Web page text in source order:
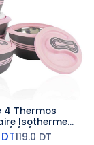
4 Thermos
Isotherme
1/2/2,5 L Rose
DT119.0DT